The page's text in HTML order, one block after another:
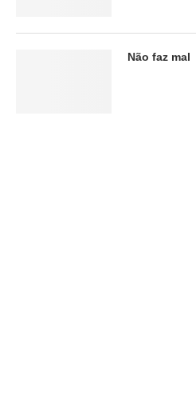
Não faz mal